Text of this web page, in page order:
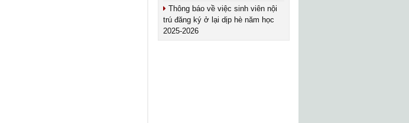
Thông báo về việc sinh viên nội
trú đăng ký ở lại dịp hè năm học
2025-2026